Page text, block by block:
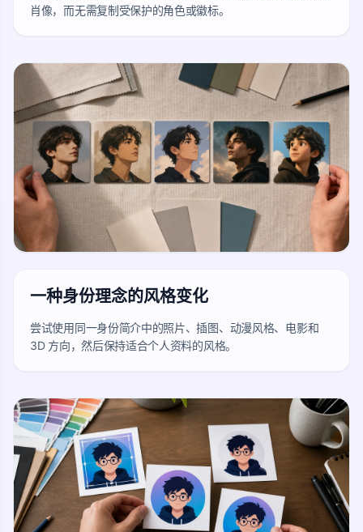
肖像，而无需复制受保护的角色或徽标。
一种身份理念的风格变化
尝试使用同一身份简介中的照片、插图、动漫风格、电影和
3D 方向，然后保持适合个人资料的风格。